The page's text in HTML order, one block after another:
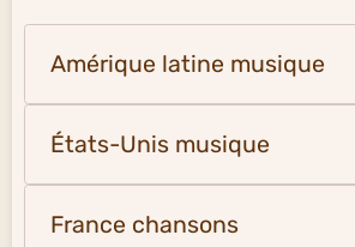
Amérique latine musique
États-Unis musique
France chansons